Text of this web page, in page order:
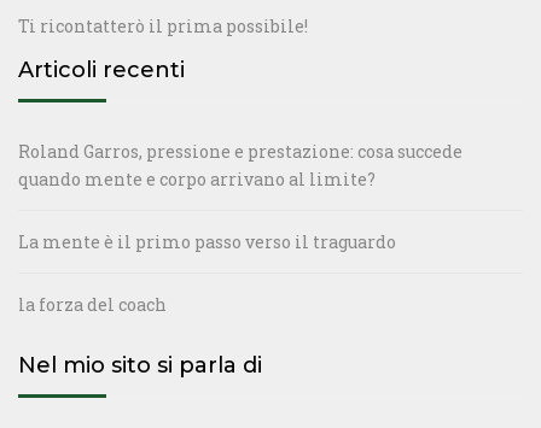
Ti ricontatterò il prima possibile!
Articoli recenti
Roland Garros, pressione e prestazione: cosa succede
quando mente e corpo arrivano al limite?
La mente è il primo passo verso il traguardo
la forza del coach
Nel mio sito si parla di